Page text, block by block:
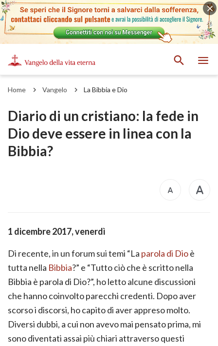
Home Vangelo La Bibbia e Dio
Diario di un cristiano: la fede in
Dio deve essere in linea con la
Bibbia?
1 dicembre 2017, venerdì
Di recente, in un forum sui temi “La parola di Dioè
tutta nella Bibbia?” e “Tutto ciò che è scritto nella
Bibbia è parola di Dio?”, ho letto alcune discussioni
che hanno coinvolto parecchi credenti. Dopo aver
scorso i discorsi, ho capito di aver appreso molto.
Diversi dubbi, a cui non avevo mai pensato prima, mi
sono diventati assai più chiari attraverso questi